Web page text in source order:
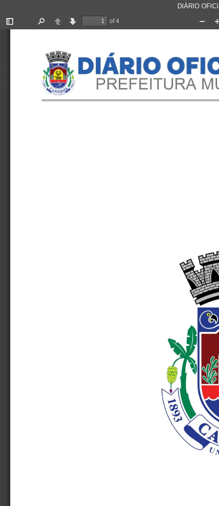
DIÁRIO